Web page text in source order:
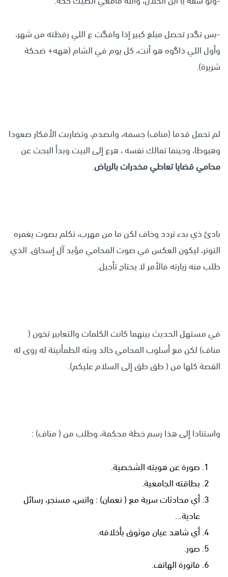
-بس تگدر تحصل مبلغ كبير إذا وافگت ع اللي رفظته من شهر،
وأول اللي ذاگوه هو أنت، كل يوم في الشام (ههه+ ضحكة
شريرة).
لم تحمل قدما (مناف) جسمه، وانصدم، وتضاربت الأفكار صعودا
وهبوطا، وحينما تمالك نفسه ، هرع إلى البيت وبدأ البحث عن
محامي قضايا تعاطي مخدرات بالرياض.
بادئ ذي بدء تردد وخاف لكن ما من مهرب، تكلم بصوت يغمره
التوتر، ليكون العكس في صوت المحامي مؤيد آل إسحاق. الذي
طلب منه زيارته فالأمر لا يحتاج تأجيل.
في مستهل الحديث بينهما كانت الكلمات والتعابير تخون (
مناف) لكن مع أسلوب المحامي خالد وبثه الطمأنينة له روى له
القصة كلها من ( طق طق إلى السلام عليكم).
واستنادا إلى هذا رسم خطة محكمة، وطلب من ( مناف) :
صورة عن هويته الشخصية.
بطاقته الجامعية.
أي محادثات سرية مع ( نعمان) : واتس، مسنجر، رسائل
عادية…
أي شاهد عيان موثوق بأخلاقه.
صور.
فاتورة الهاتف.